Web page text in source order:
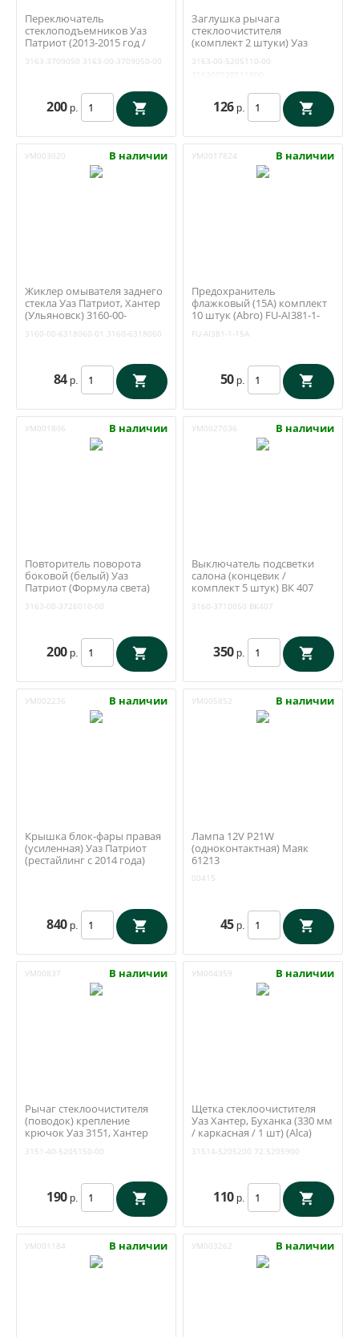
Переключатель
стеклоподъемников Уаз
Патриот (2013-2015 год /
окна) (Авар) 921.3709.000-03
3163-3709050 3163-00-3709050-00
200 р.
Заглушка рычага
стеклоочистителя
(комплект 2 штуки) Уаз
(Ульяновск) 3163-5205110
3163-00-5205110-00
126 р.
УМ003020 В наличии
Жиклер омывателя заднего
стекла Уаз Патриот, Хантер
(Ульяновск) 3160-00-
3160-00-6318060-01 3160-6318060
84 р.
УМ0017824 В наличии
Предохранитель
флажковый (15А) комплект
10 штук (Abro) FU-AI381-1-
FU-AI381-1-15A
50 р.
УМ001806 В наличии
Повторитель поворота
боковой (белый) Уаз
Патриот (Формула света)
3163-00-3726010-00
200 р.
УМ0027036 В наличии
Выключатель подсветки
салона (концевик /
комплект 5 штук) ВК 407
3160-3710050 ВК407
350 р.
УМ002236 В наличии
Крышка блок-фары правая
(усиленная) Уаз Патриот
(рестайлинг с 2014 года)
840 р.
УМ005852 В наличии
Лампа 12V P21W
(одноконтактная) Маяк
61213
00415
45 р.
УМ00837 В наличии
Рычаг стеклоочистителя
(поводок) крепление
крючок Уаз 3151, Хантер
5205150-00
3151-40-5205150-00
190 р.
УМ004359 В наличии
Щетка стеклоочистителя
Уаз Хантер, Буханка (330 мм
/ каркасная / 1 шт) (Alca)
31514-5205200 72.5205900
110 р.
УМ001184 В наличии УМ003262 В наличии